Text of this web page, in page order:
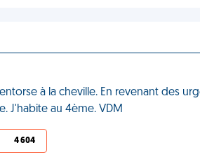
à la cheville. En revenant des
J'habite au 4ème. VDM
4 604